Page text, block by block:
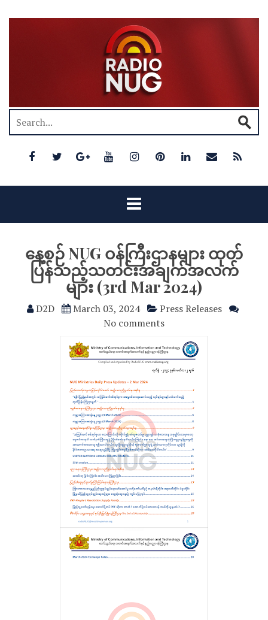
နေ့စဉ် NUG ဝန်ကြီးဌာနများ ထုတ်
ပြန်သည့်သတင်းအချက်အလက်
များ (3rd Mar 2024)
D2D March 03, 2024
Press Releases
No comments